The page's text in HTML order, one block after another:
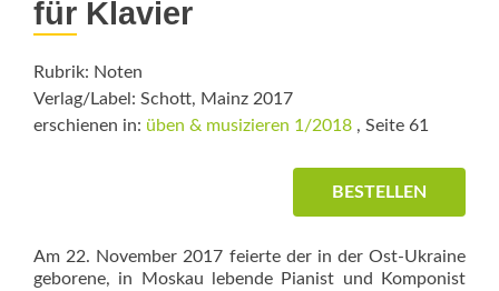
für Klavier
Rubrik: Noten
Verlag/Label: Schott, Mainz 2017
erschienen in: üben & musizieren 1/2018 , Seite 61
BESTELLEN
Am 22. November 2017 feierte der in der Ost-Ukraine
geborene, in Moskau lebende Pianist und Komponist